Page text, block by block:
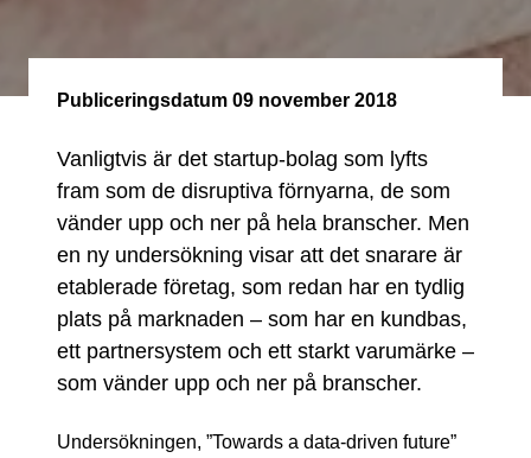
Publiceringsdatum 09 november 2018
Vanligtvis är det startup-bolag som lyfts
fram som de disruptiva förnyarna, de som
vänder upp och ner på hela branscher. Men
en ny undersökning visar att det snarare är
etablerade företag, som redan har en tydlig
plats på marknaden – som har en kundbas,
ett partnersystem och ett starkt varumärke –
som vänder upp och ner på branscher.
Undersökningen, ”Towards a data-driven future”